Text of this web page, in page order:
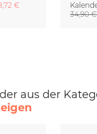
€
34,90
aus der